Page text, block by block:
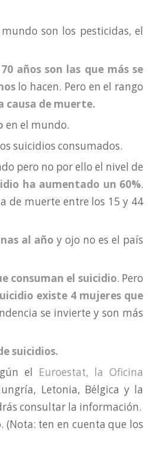
son los pesticidas, el
70 años son las que más se
lo hacen. Pero en el rango
causa de muerte.
en el mundo.
suicidios consumados.
pero no por ello el nivel de
ha aumentado un 60%.
de muerte entre los 15 y 44
al año y ojo no es el país
consuman el suicidio. Pero
existe 4 mujeres que
se invierte y son más
suicidios.
el Euroestat, la Oficina
Letonia, Bélgica y la
consultar la información.
(Nota: ten en cuenta que los